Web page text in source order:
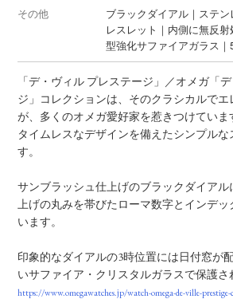
その他
ブラッ クダイアル｜ステ
レスレット｜内側に無反
型強化サファイアガラ ス
「デ・ヴィル プレステージ」／オメガ「
ジ」コレクションは、そのクラシカルで
が、多くのオメガ愛好家を惹きつけていま
タイムレスなデザインを備えたシンプル
す。
サンブラッシュ仕上げのブラックダイア
上げの丸みを帯びたローマ数字とインデ
います。
印象的なダイアルの3時位置には日付窓が
いサファイア・クリスタルガラスで保護さ
https://www.omegawatches.jp/watch-omega-de-ville-prestige-